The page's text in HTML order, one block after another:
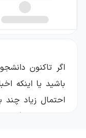
اگر تاکنون
باشید یا اینکه
احتمال زیاد
حوزه و دانشگاه»